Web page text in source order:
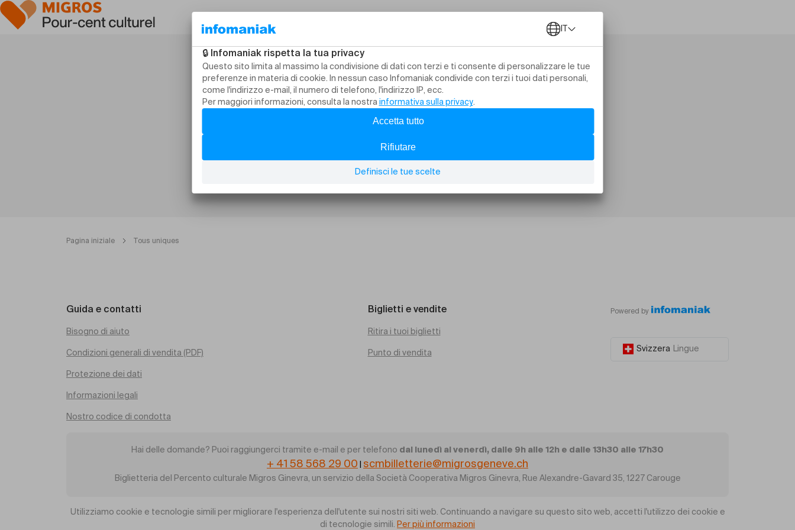
Pagina iniziale Tous uniques
Guida e contatti
Bisogno di aiuto
Condizioni generali di vendita (PDF)
Protezione dei dati
Informazioni legali
Nostro codice di condotta
Biglietti e vendite
Ritira i tuoi biglietti
Punto di vendita
Powered by
Svizzera Lingue
Hai delle domande? Puoi raggiungerci tramite e-mail e per telefono dal lunedì al venerdì, dalle 9h alle 12h e dalle 13h30 alle 17h30
+ 41 58 568 29 00 scmbilletterie@migrosgeneve.ch
Biglietteria del Percento culturale Migros Ginevra, un servizio della Società Cooperativa Migros Ginevra, Rue Alexandre-Gavard 35, 1227 Carouge
Utilizziamo cookie e tecnologie simili per migliorare l'esperienza dell'utente sui nostri siti web. Continuando a navigare su questo sito web, accetti l'utilizzo dei cookie e
di tecnologie simili. Per più informazioni